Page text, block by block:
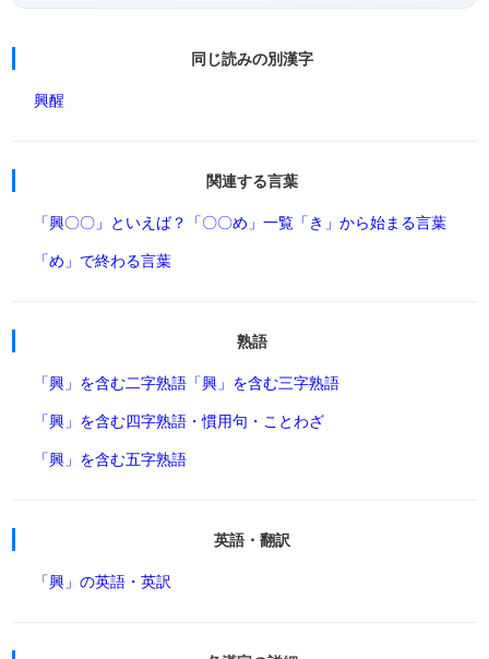
同じ読みの別漢字
興醒
関連する言葉
「興〇〇」といえば？ 「〇〇め」一覧 「き」から始まる言葉
「め」で終わる言葉
熟語
「興」を含む二字熟語 「興」を含む三字熟語
「興」を含む四字熟語・慣用句・ことわざ
「興」を含む五字熟語
英語・翻訳
「興」の英語・英訳